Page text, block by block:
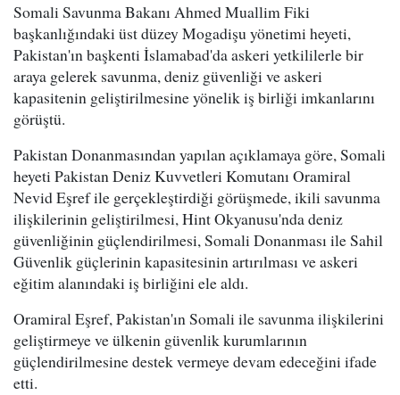
Somali Savunma Bakanı Ahmed Muallim Fiki
başkanlığındaki üst düzey Mogadişu yönetimi heyeti,
Pakistan'ın başkenti İslamabad'da askeri yetkililerle bir
araya gelerek savunma, deniz güvenliği ve askeri
kapasitenin geliştirilmesine yönelik iş birliği imkanlarını
görüştü.
Pakistan Donanmasından yapılan açıklamaya göre, Somali
heyeti Pakistan Deniz Kuvvetleri Komutanı Oramiral
Nevid Eşref ile gerçekleştirdiği görüşmede, ikili savunma
ilişkilerinin geliştirilmesi, Hint Okyanusu'nda deniz
güvenliğinin güçlendirilmesi, Somali Donanması ile Sahil
Güvenlik güçlerinin kapasitesinin artırılması ve askeri
eğitim alanındaki iş birliğini ele aldı.
Oramiral Eşref, Pakistan'ın Somali ile savunma ilişkilerini
geliştirmeye ve ülkenin güvenlik kurumlarının
güçlendirilmesine destek vermeye devam edeceğini ifade
etti.